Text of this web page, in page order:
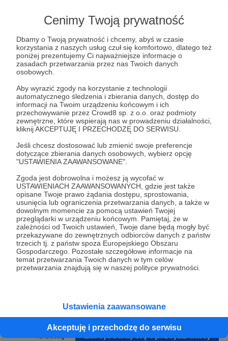
Cenimy Twoją prywatność
Dbamy o Twoją prywatność i chcemy, abyś w czasie
korzystania z naszych usług czuł się komfortowo, dlatego też
poniżej prezentujemy Ci najważniejsze informacje o
zasadach przetwarzania przez nas Twoich danych
osobowych.
Aby wyrazić zgody na korzystanie z technologii
automatycznego śledzenia i zbierania danych, dostęp do
informacji na Twoim urządzeniu końcowym i ich
przechowywanie przez Crowd8 sp. z o.o. oraz podmioty
zewnętrzne, które wspierają nas w prowadzeniu działalności,
kliknij AKCEPTUJĘ I PRZECHODZĘ DO SERWISU.
Jeśli chcesz dostosować lub zmienić swoje preferencje
dotyczące zbierania danych osobowych, wybierz opcję
"USTAWIENIA ZAAWANSOWANE".
Zgoda jest dobrowolna i możesz ją wycofać w
USTAWIENIACH ZAAWANSOWANYCH, gdzie jest także
opisane Twoje prawo żądania dostępu, sprostowania,
usunięcia lub ograniczenia przetwarzania danych, a także w
dowolnym momencie za pomocą ustawień Twojej
przeglądarki w urządzeniu końcowym. Pamiętaj, że w
zależności od Twoich ustawień, Twoje dane będą mogły być
przekazywane do zewnętrznych odbiorców danych z państw
trzecich tj. z państw spoza Europejskiego Obszaru
Gospodarczego. Pozostałe szczegółowe informacje na
temat przetwarzania Twoich danych w tym celów
przetwarzania znajdują się w naszej polityce prywatności.
Ustawienia zaawansowane
Akceptuję i przechodzę do serwisu
wyrażenia sprzeciwu wobec przetwarzania Twoich danych
osobowych. Rejestracja dla osób niepełnoletnich możliwa
jest po przekazaniu podpisanego formularza "Zgodna na
założenie konta przez osobę niepełnoletnią", formularz
dostępny jest na stronie regulaminu Patronite.pl.
* Zapoznałem się i akceptujęRegulaminserwisu oraz
* Wyrażam zgodę na przetwarzanie moich danych
osobowych podanych w formularzu rejestracyjnym w celu
prawidłowego świadczenia usług serwisu Patronite.
Wyrażam zgodę na otrzymywanie drogą elektroniczną
informacji handlowych - newslettera. Opcja ta może zostać
zmieniona w ustawieniach konta.
Zarejestruj się i przejdź dalej